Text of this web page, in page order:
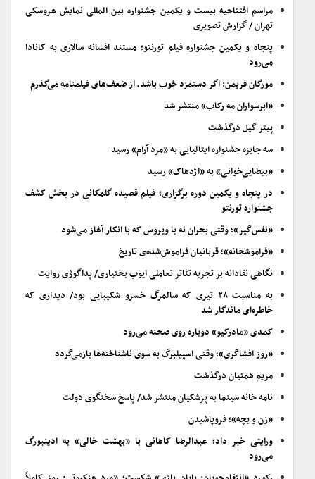
مراسم افتتاحیه بیست و یکمین جشنواره بین المللی نمایش عروسکی
تهران / گزارش تصویری
پنجاه و یکمین جشنواره فیلم تورنتو؛ مستند افسانه سالاری به کانادا
می‌رود
مورگان فریمن: اگر دستمزد خوب باشد، از ضعف‌های فیلمنامه می‌گذرم
«ابرسواران مه رکاب» منتشر شد
پیتر گیل درگذشت
سه جایزه جشنواره ایتالیایی به «مرد آرام» رسید
«بیضایی‌خوانی» به «اژدهاک» رسید
در پنجاه و یکمین دوره برگزاری؛ فیلم قصیده گلمکانی در بخش کشف
جشنواره تورنتو
«نفس‌گیر»؛ وقتی بحران نه با ویروس که با انکار آغاز می‌شود
«فراموشخانه»؛ قربانیان فراموش‌شده‌ی تاریخ
نگاهی نقادانه بر تجربه تئاتر تعاملی ایوب بختیاری/ پداگوژی روایت
به مناسبت ۲۸ تیری که سالمرگ خسرو شکیبایی بود/ دیداری که
خاطره‌ای ماندگار شد
کمدی «مادرکیو» دوباره روی صحنه می‌رود
«روز افشاگری»؛ وقتی اسپیلبرگ به سوی ناشناخته‌ها بازمی‌گردد
مریم همتیان درگذشت
نامه خانه سینما به پزشکیان منتشر شد/ پاسخ سخنگوی دولت
«زن و بچه»؛ فروپاشیدن
ورایتی خبر داد؛ عبدالرضا کاهانی با «بهشت خالی» به ادینبورگ
می‌رود